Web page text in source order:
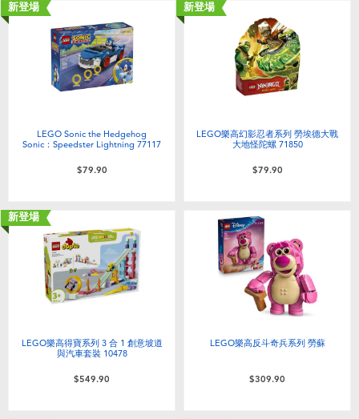
新登場
LEGO Sonic the Hedgehog
Sonic：Speedster Lightning 77117
$79.90
新登場
LEGO樂高幻影忍者系列 勞埃德大戰
大地怪陀螺 71850
$79.90
新登場
LEGO樂高得寶系列 3 合 1 創意坡道
與汽車套裝 10478
$549.90
LEGO樂高反斗奇兵系列 勞蘇
$309.90